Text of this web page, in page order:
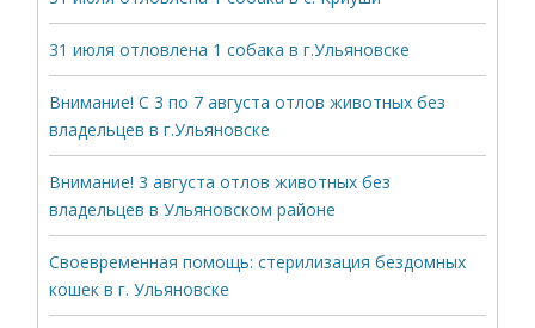
31 июля отловлена 1 собака в г.Ульяновске
Внимание! С 3 по 7 августа отлов животных без
владельцев в г.Ульяновске
Внимание! 3 августа отлов животных без
владельцев в Ульяновском районе
Своевременная помощь: стерилизация бездомных
кошек в г. Ульяновске